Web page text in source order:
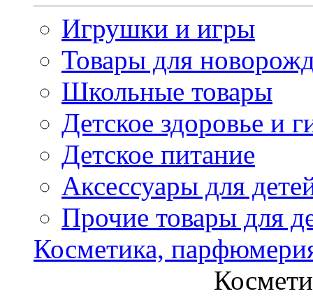
Игрушки и игры
Товары для
Школьные товары
Детское здоровье и
Детское питание
Аксессуары для
Прочие товары для
Косметика,